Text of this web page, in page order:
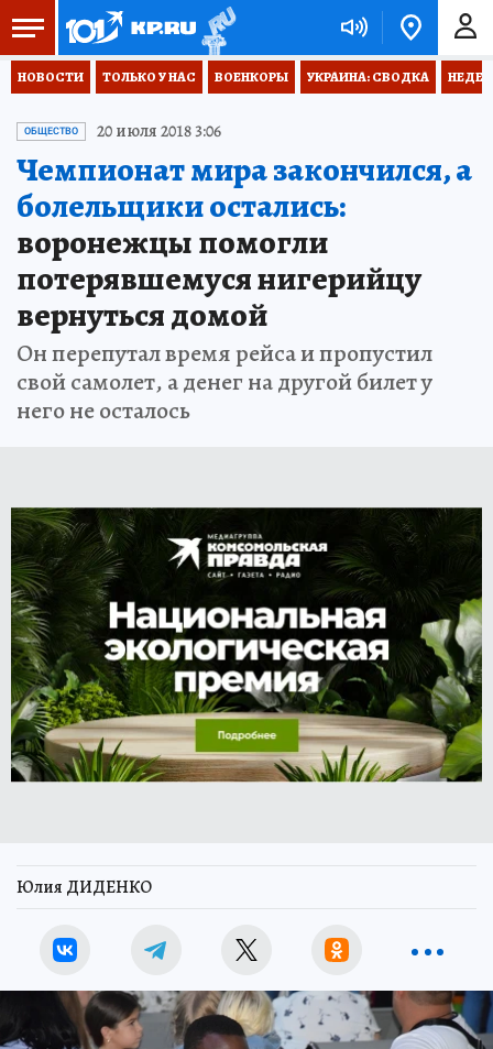
НОВОСТИ ТОЛЬКО У НАС ВОЕНКОРЫ УКРАИНА: СВОДКА
ОБЩЕСТВО 20 июля 2018 3:06
Чемпионат мира закончился, а
болельщики остались:
воронежцы помогли
потерявшемуся нигерийцу
вернуться домой
Он перепутал время рейса и пропустил
свой самолет, а денег на другой билет у
него не осталось
Юлия ДИДЕНКО